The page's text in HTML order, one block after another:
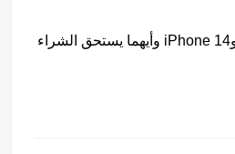
مقارنة بين IPhone 13 وiPhone 14 وأيهما يستحق الشراء